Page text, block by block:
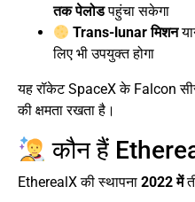
तक पेलोडपहुंचा सकेगा
Trans-lunar मिशन
लिए भी उपयुक्त होगा
यह रॉकेट SpaceX के Falcon
की क्षमता रखता है।
कौन हैं
EtherealX की स्थापना 2022 में